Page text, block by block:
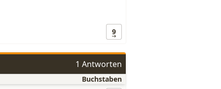
9
1 Antworten
Buchstaben